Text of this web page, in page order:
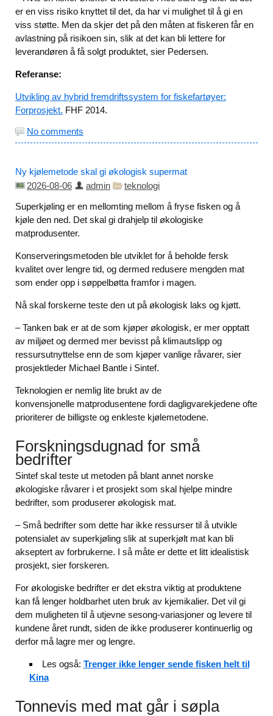
er en viss risiko knyttet til det, da har vi mulighet til å gi en
viss støtte. Men da skjer det på den måten at fiskeren får en
avlastning på risikoen sin, slik at det kan bli lettere for
leverandøren å få solgt produktet, sier Pedersen.
Referanse:
Utvikling av hybrid fremdriftssystem for fiskefartøyer:
Forprosjekt. FHF 2014.
No comments
Ny kjølemetode skal gi økologisk supermat
2026-08-06
admin
teknologi
Superkjøling er en mellomting mellom å fryse fisken og å
kjøle den ned. Det skal gi drahjelp til økologiske
matprodusenter.
Konserveringsmetoden ble utviklet for å beholde fersk
kvalitet over lengre tid, og dermed redusere mengden mat
som ender opp i søppelbøtta framfor i magen.
Nå skal forskerne teste den ut på økologisk laks og kjøtt.
– Tanken bak er at de som kjøper økologisk, er mer opptatt
av miljøet og dermed mer bevisst på klimautslipp og
ressursutnyttelse enn de som kjøper vanlige råvarer, sier
prosjektleder Michael Bantle i Sintef.
Teknologien er nemlig lite brukt av de
konvensjonelle matprodusentene fordi dagligvarekjedene ofte
prioriterer de billigste og enkleste kjølemetodene.
Forskningsdugnad for små
bedrifter
Sintef skal teste ut metoden på blant annet norske
økologiske råvarer i et prosjekt som skal hjelpe mindre
bedrifter, som produserer økologisk mat.
– Små bedrifter som dette har ikke ressurser til å utvikle
potensialet av superkjøling slik at superkjølt mat kan bli
akseptert av forbrukerne. I så måte er dette et litt idealistisk
prosjekt, sier forskeren.
For økologiske bedrifter er det ekstra viktig at produktene
kan få lenger holdbarhet uten bruk av kjemikalier. Det vil gi
dem muligheten til å utjevne sesong-variasjoner og levere til
kundene året rundt, siden de ikke produserer kontinuerlig og
derfor må lagre mer og lengre.
Les også: Trenger ikke lenger sende fisken helt til
Kina
Tonnevis med mat går i søpla